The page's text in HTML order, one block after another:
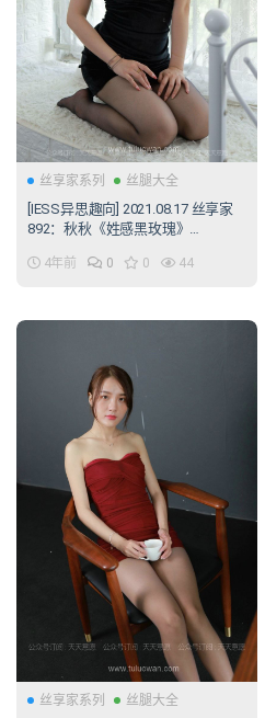
丝享家系列 丝腿大全
[IESS异思趣向] 2021.08.17 丝享家
892：秋秋《姓感黑玫瑰》
4年前 0 0 44
丝享家系列 丝腿大全